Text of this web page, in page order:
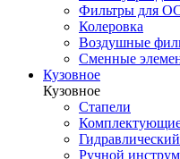
Фильтры для
Колеровка
Воздушные
Сменные
Кузовное
Кузовное
Стапели
Комплектующие
Ручной